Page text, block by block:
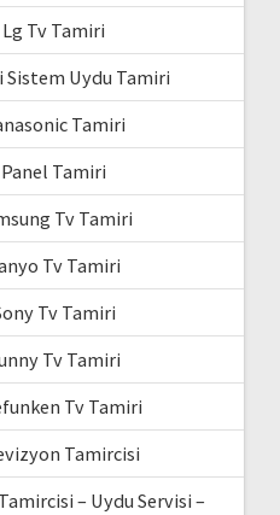
Tv Tamiri
Sistem Uydu Tamiri
Tamiri
Tamiri
Tv Tamiri
Tv Tamiri
Tv Tamiri
Tv Tamiri
Tv Tamiri
Tamircisi
– Uydu Servisi –